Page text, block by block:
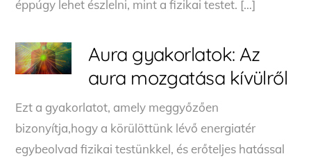
éppúgy lehet észlelni, mint a fizikai testet. […]
Aura gyakorlatok: Az
aura mozgatása kívülről
Ezt a gyakorlatot, amely meggyőzően
bizonyítja,hogy a körülöttünk lévő energiatér
egybeolvad fizikai testünkkel, és erőteljes hatással